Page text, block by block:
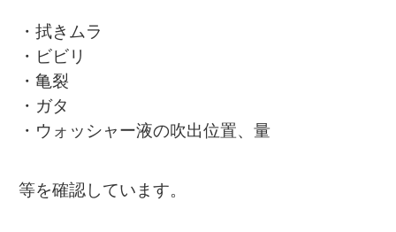
・拭きムラ
・ビビリ
・亀裂
・ガタ
・ウォッシャー液の吹出位置、量
等を確認しています。